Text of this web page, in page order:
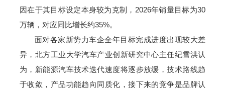
因在于其目标设定本身较为克制，2026年销量目标为30
万辆，对应同比增长约35%。
面对各家新势力车企全年目标完成进度出现较大差
异，北方工业大学汽车产业创新研究中心主任纪雪洪认
为，新能源汽车技术迭代速度将逐步放缓，技术路线趋
于收敛，产品功能趋向同质化，接下来的竞争是品牌认